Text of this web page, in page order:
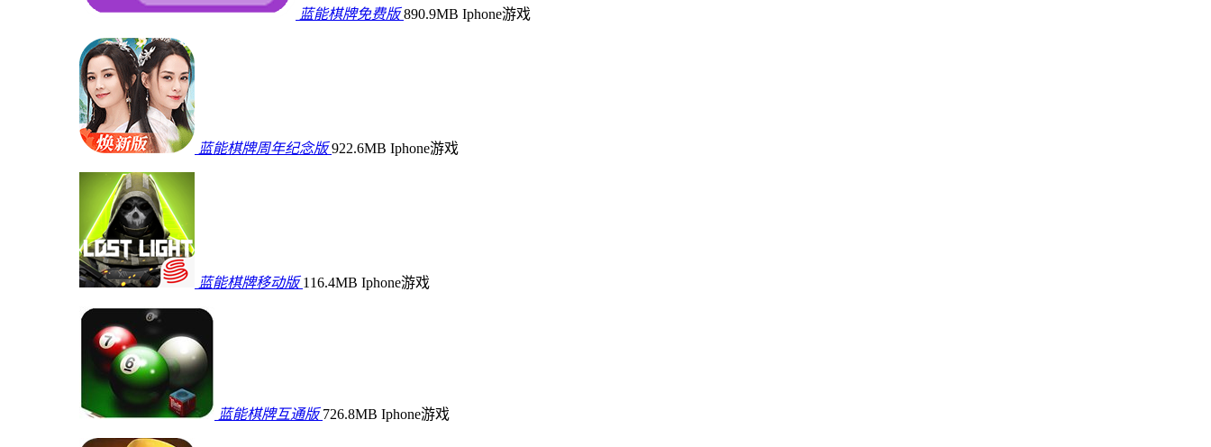
蓝能棋牌免费版 890.9MB Iphone游戏
蓝能棋牌周年纪念版 922.6MB Iphone游戏
蓝能棋牌移动版 116.4MB Iphone游戏
蓝能棋牌互通版 726.8MB Iphone游戏